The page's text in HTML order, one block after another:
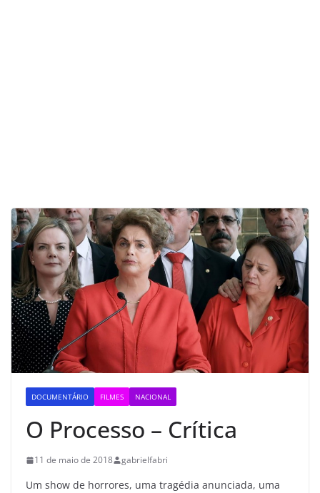
DOCUMENTÁRIO FILMES NACIONAL
O Processo – Crítica
11 de maio de 2018 gabrielfabri
Um show de horrores, uma tragédia anunciada, uma